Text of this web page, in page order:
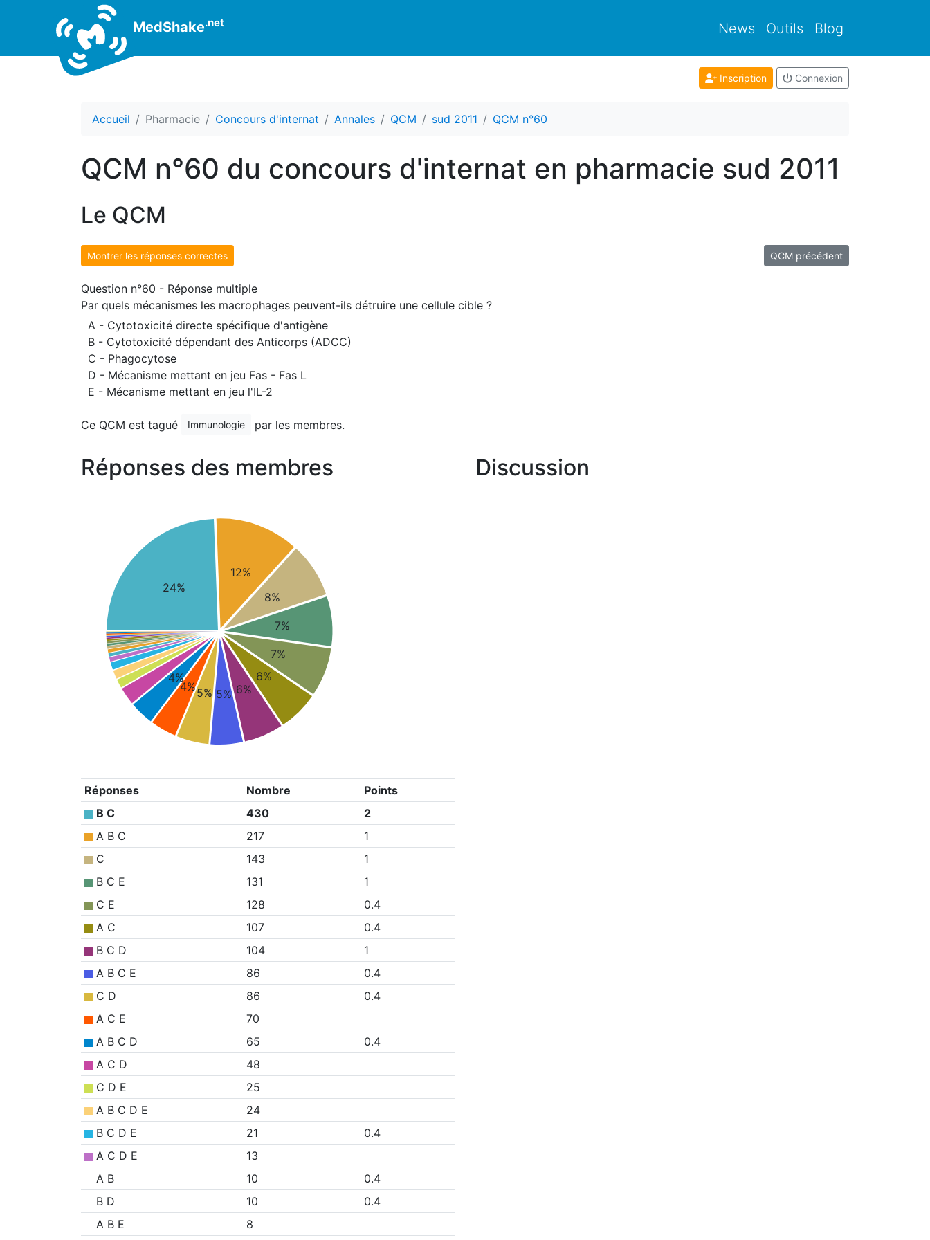
MedShake.net News Outils Blog
Inscription Connexion
Accueil Pharmacie Concours d'internat Annales QCM sud 2011 QCM n°60
QCM n°60 du concours d'internat en pharmacie sud 2011
Le QCM
Montrer les réponses correctes QCM précédent
Question n°60 - Réponse multiple
Par quels mécanismes les macrophages peuvent-ils détruire une cellule cible ?
A - Cytotoxicité directe spécifique d'antigène
B - Cytotoxicité dépendant des Anticorps (ADCC)
C - Phagocytose
D - Mécanisme mettant en jeu Fas - Fas L
E - Mécanisme mettant en jeu l'IL-2
Ce QCM est tagué Immunologie par les membres.
Réponses des membres
24%
12%
8%
7%
7%
6%
6%
5%
5%
4%
4%
Réponses Nombre
Points
B C
430
2
A B C
217
1
C
143
1
B C E
131
1
C E
128
0.4
A C
107
0.4
B C D
104
1
A B C E
86
0.4
C D
86
0.4
A C E
70
A B C D
65
0.4
A C D
48
C D E
25
A B C D E
24
B C D E
21
0.4
A C D E
13
A B
10
0.4
B D
10
0.4
A B E
8
Discussion